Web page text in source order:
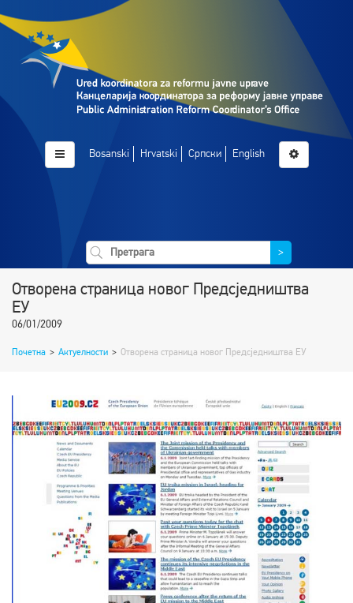
Bosanski Hrvatski Српски English
>
Отворена страница новог Предсједништва
ЕУ
06/01/2009
Почетна > Актуелности > Отворена страница новог Предсједништва ЕУ